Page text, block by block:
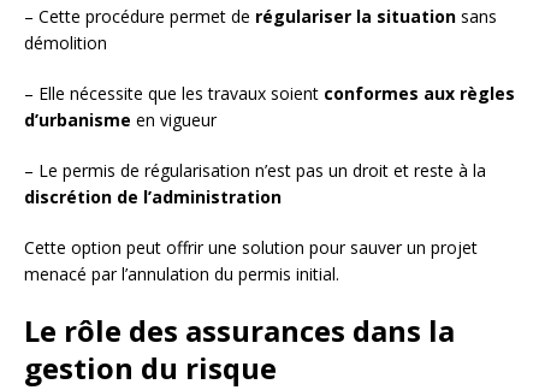
– Cette procédure permet de régulariser la situation sans
démolition
– Elle nécessite que les travaux soient conformes aux règles
d’urbanisme en vigueur
– Le permis de régularisation n’est pas un droit et reste à la
discrétion de l’administration
Cette option peut offrir une solution pour sauver un projet
menacé par l’annulation du permis initial.
Le rôle des assurances dans la
gestion du risque